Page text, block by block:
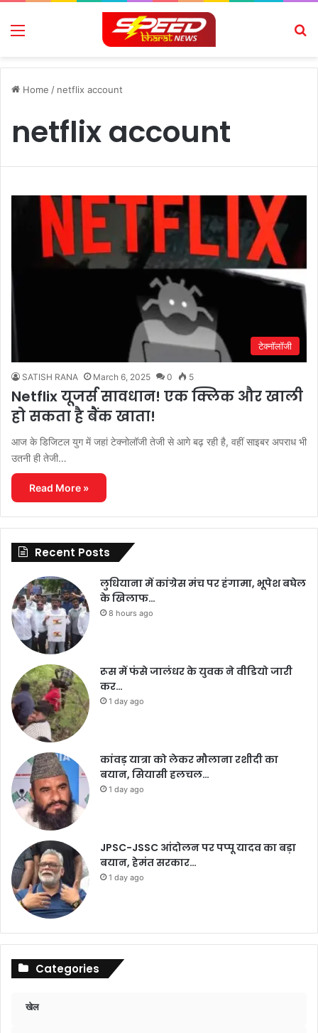
Menu
Home / netflix account
netflix account
टेक्नॉलॉजी
SATISH RANA March 6, 2025 0 5
Netflix यूजर्स सावधान! एक क्लिक और खाली
हो सकता है बैंक खाता!
आज के डिजिटल युग में जहां टेक्नोलॉजी तेजी से आगे बढ़ रही है, वहीं साइबर अपराध भी
उतनी ही तेजी…
Read More »
Recent Posts
लुधियाना में कांग्रेस मंच पर हंगामा, भूपेश बघेल
के खिलाफ…
8 hours ago
रूस में फंसे जालंधर के युवक ने वीडियो जारी
कर…
1 day ago
कांवड़ यात्रा को लेकर मौलाना रशीदी का
बयान, सियासी हलचल…
1 day ago
JPSC-JSSC आंदोलन पर पप्पू यादव का बड़ा
बयान, हेमंत सरकार…
1 day ago
Categories
खेल